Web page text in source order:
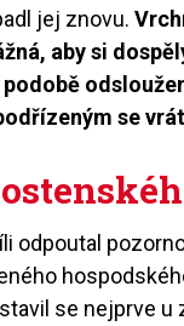
jej znovu.
aby si
se
odpoutal
se nejprve